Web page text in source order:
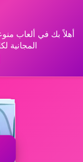
أهلاً بك في ألعاب
المجانية